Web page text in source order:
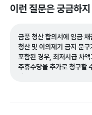
이런 질문은 궁금하
금품 청산 합의서에 임금 채
청산 및 이의제기 금지 문구
포함된 경우, 최저시급 차
주휴수당을 추가로 청구할
나요?